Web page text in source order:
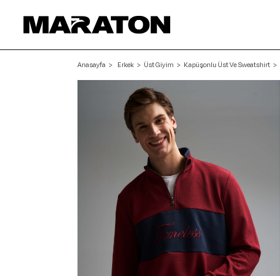
Anasayfa Erkek Üst Giyim Kapüşonlu Üst Ve Sweatshirt